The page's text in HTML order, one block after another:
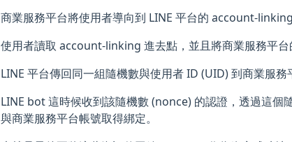
商業服務平台將使用者導向到 LINE 平台的 account-linking
使用者讀取 account-linking 進去點，並且將商業服務平台
LINE 平台傳回同一組隨機數與使用者 ID (UID) 到商業服
LINE bot 這時候收到該隨機數 (nonce) 的認證，透過這個
與商業服務平台帳號取得綁定。